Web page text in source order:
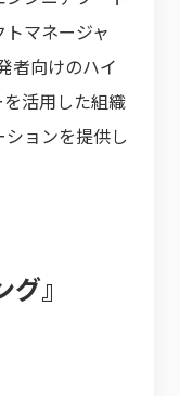
マネージャ
者向けのハイ
活用した組織
ョンを提供し
』